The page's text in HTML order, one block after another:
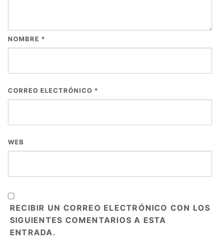
NOMBRE *
CORREO ELECTRÓNICO *
WEB
RECIBIR UN CORREO ELECTRÓNICO CON LOS
SIGUIENTES COMENTARIOS A ESTA
ENTRADA.